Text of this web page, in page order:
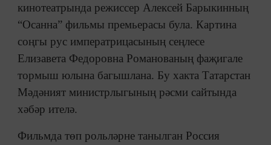
кинотеатрында режиссер Алексей Барыкинның
“Осанна” фильмы премьерасы була. Картина
соңгы рус императрицасының сеңлесе
Елизавета Федоровна Романованың фаҗигале
тормыш юлына багышлана. Бу хакта Татарстан
Мәдәният министрлыгының рәсми сайтында
хәбәр ителә.
Фильмда төп рольләрне танылган Россия